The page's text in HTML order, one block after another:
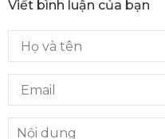
Viết bình luận của bạn